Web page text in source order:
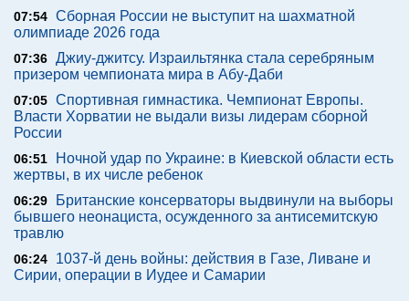
07:54 Сборная России не выступит на шахматной
олимпиаде 2026 года
07:36 Джиу-джитсу. Израильтянка стала серебряным
призером чемпионата мира в Абу-Даби
07:05 Спортивная гимнастика. Чемпионат Европы.
Власти Хорватии не выдали визы лидерам сборной
России
06:51
Ночной удар по Украине: в Киевской области есть
жертвы, в их числе ребенок
06:29
Британские консерваторы выдвинули на выборы
бывшего неонациста, осужденного за антисемитскую
травлю
06:24
1037-й день войны: действия в Газе, Ливане и
Сирии, операции в Иудее и Самарии